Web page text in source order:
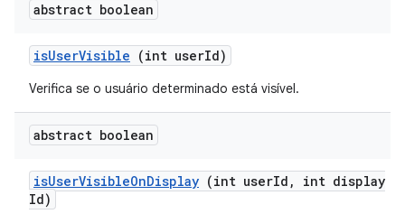
abstract boolean
isUserVisible (int userId)
Verifica se o usuário determinado está visível.
abstract boolean
isUserVisibleOnDisplay (int userId ,
int display
Id)